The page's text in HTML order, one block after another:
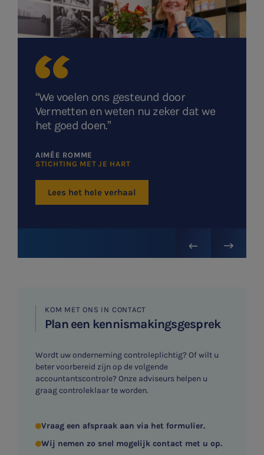

Meest gezochte onderwerpen
WKR
Jaarrekening controle
Belastingadvies
E-commerce
Ondernemer en privé
“We voelen ons gesteund door
Vermetten en weten nu zeker dat we
het goed doen.”
AIMÉE ROMME
STICHTING MET JE HART
Lees het hele verhaal
KOM MET ONS IN CONTACT
Plan een kennismakingsgesprek
Wordt uw onderneming controleplichtig? Of wilt u
beter voorbereid zijn op de volgende
accountantscontrole? Onze adviseurs helpen u
graag controleklaar te worden.
Vraag een afspraak aan via het formulier.
Wij nemen zo snel mogelijk contact met u op.